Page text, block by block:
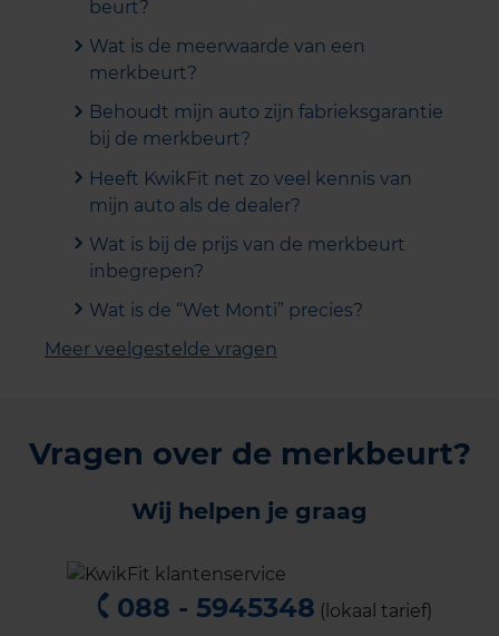
beurt?
Wat is de meerwaarde van een
merkbeurt?
Behoudt mijn auto zijn fabrieksgarantie
bij de merkbeurt?
Heeft KwikFit net zo veel kennis van
mijn auto als de dealer?
Wat is bij de prijs van de merkbeurt
inbegrepen?
Wat is de “Wet Monti” precies?
Meer veelgestelde vragen
Vragen over de merkbeurt?
Wij helpen je graag
088 - 5945348 (lokaal tarief)